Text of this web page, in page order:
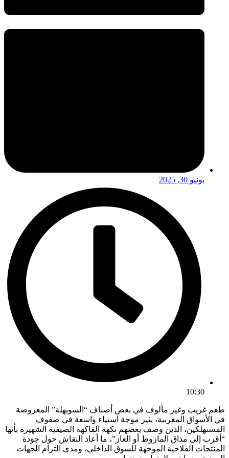
يونيو 30, 2025
10:30
طعم غريب وغير مألوف في بعض أصناف “السويهلة” المعروضة
في الأسواق المغربية، يثير موجة استياء واسعة في صفوف
المستهلكين، الذين وصف بعضهم نكهة الفاكهة الصيفية الشهيرة بأنها
“أقرب إلى مذاق المازوط أو الغاز”، ما أعاد النقاش حول جودة
المنتجات الفلاحية الموجهة للسوق الداخلي، ومدى التزام الجهات